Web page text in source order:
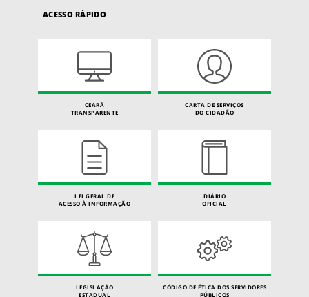
ACESSO RÁPIDO
CEARÁ
TRANSPARENTE
CARTA DE SERVIÇOS
DO CIDADÃO
LEI GERAL DE
ACESSO À INFORMAÇÃO
DIÁRIO
OFICIAL
LEGISLAÇÃO
ESTADUAL
CÓDIGO DE ÉTICA DOS SERVIDORES
PÚBLICOS